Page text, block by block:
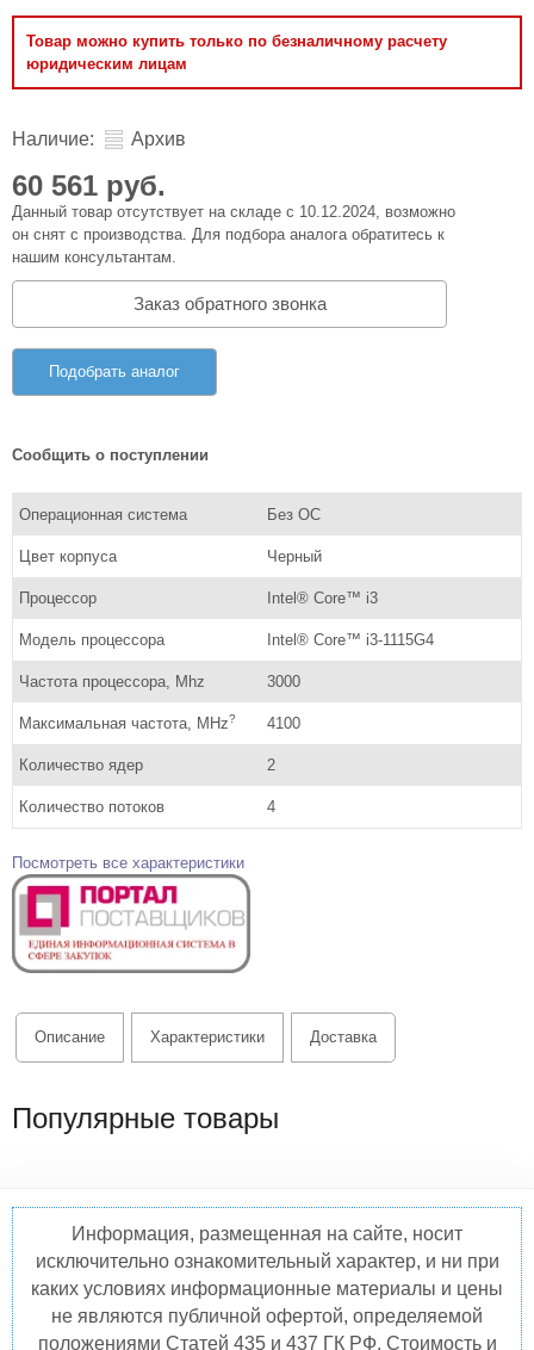
Товар можно купить только по безналичному расчету
юридическим лицам
Наличие: Архив
60 561 руб.
Данный товар отсутствует на складе с 10.12.2024, возможно
он снят с производства. Для подбора аналога обратитесь к
нашим консультантам.
Заказ обратного звонка
Подобрать аналог
Сообщить о поступлении
Операционная система Без ОС
Цвет корпуса Черный
Процессор Intel® Core™ i3
Модель процессора Intel® Core™ i3-1115G4
Частота процессора, Mhz 3000
Максимальная частота, MHz? 4100
Количество ядер 2
Количество потоков 4
Посмотреть все характеристики
Описание Характеристики Доставка
Популярные товары
Информация, размещенная на сайте, носит
исключительно ознакомительный характер, и ни при
каких условиях информационные материалы и цены
не являются публичной офертой, определяемой
положениями Статей 435 и 437 ГК РФ. Стоимость и